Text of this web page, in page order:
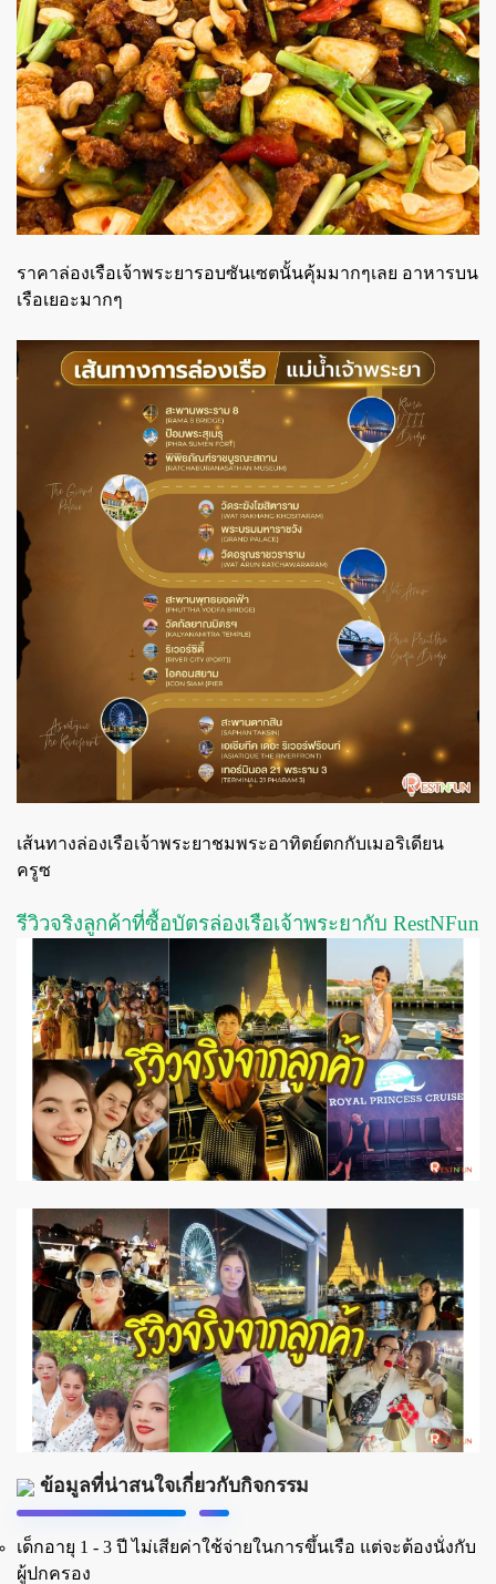
ราคาล่องเรือเจ้าพระยารอบซันเซตนั้นคุ้มมากๆเลย อาหารบน
เรือเยอะมากๆ
เส้นทางล่องเรือเจ้าพระยาชมพระอาทิตย์ตกกับเมอริเดียน
ครูซ
รีวิวจริงลูกค้าที่ซื้อบัตรล่องเรือเจ้าพระยากับ RestNFun
ข้อมูลที่น่าสนใจเกี่ยวกับกิจกรรม
เด็กอายุ 1 - 3 ปี ไม่เสียค่าใช้จ่ายในการขึ้นเรือ แต่จะต้องนั่งกับ
ผู้ปกครอง